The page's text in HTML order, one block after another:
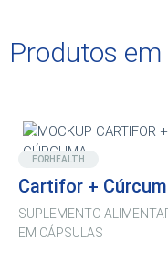
Produtos
Novo
FORHEALTH
Cartifor +
SUPLEMENTO
EM CÁPSULAS